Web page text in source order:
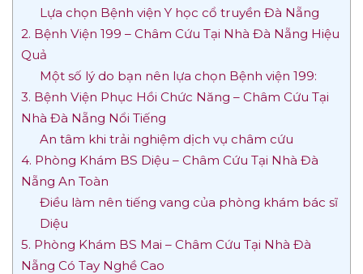
Lựa chọn Bệnh viện Y học cổ truyền Đà Nẵng
2. Bệnh Viện 199 – Châm Cứu Tại Nhà Đà Nẵng Hiệu
Quả
Một số lý do bạn nên lựa chọn Bệnh viện 199:
3. Bệnh Viện Phục Hồi Chức Năng – Châm Cứu Tại
Nhà Đà Nẵng Nổi Tiếng
An tâm khi trải nghiệm dịch vụ châm cứu
4. Phòng Khám BS Diệu – Châm Cứu Tại Nhà Đà
Nẵng An Toàn
Điều làm nên tiếng vang của phòng khám bác sĩ
Diệu
5. Phòng Khám BS Mai – Châm Cứu Tại Nhà Đà
Nẵng Có Tay Nghề Cao